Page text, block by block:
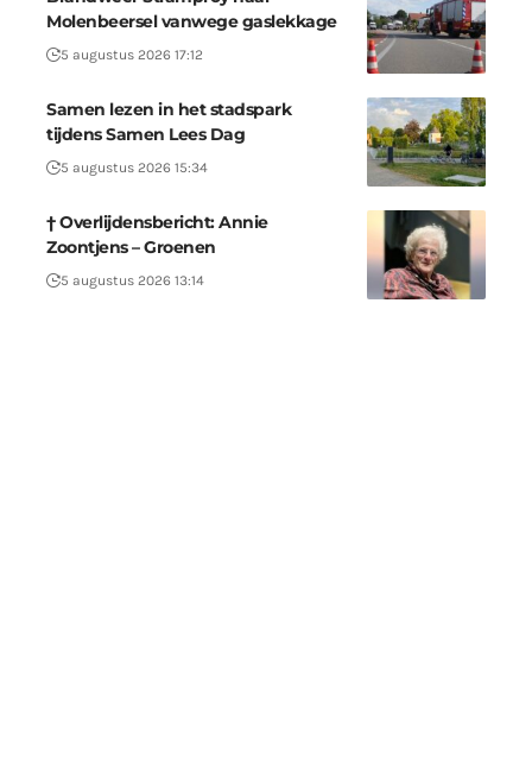
Molenbeersel vanwege gaslekkage
5 augustus 2026 17:12
Samen lezen in het stadspark
tijdens Samen Lees Dag
5 augustus 2026 15:34
† Overlijdensbericht: Annie
Zoontjens – Groenen
5 augustus 2026 13:14